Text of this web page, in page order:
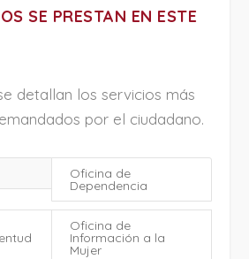
SE PRESTAN EN ESTE
detallan los servicios más
por el ciudadano.
Oficina de
Dependencia
Oficina de
Información a la
Mujer